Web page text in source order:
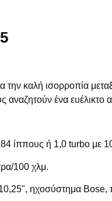
την καλή ισορροπία
αναζητούν ένα ευέλικτο
84 ίππους ή 1,0 turbo με
100 χλμ.
ηχοσύστημα